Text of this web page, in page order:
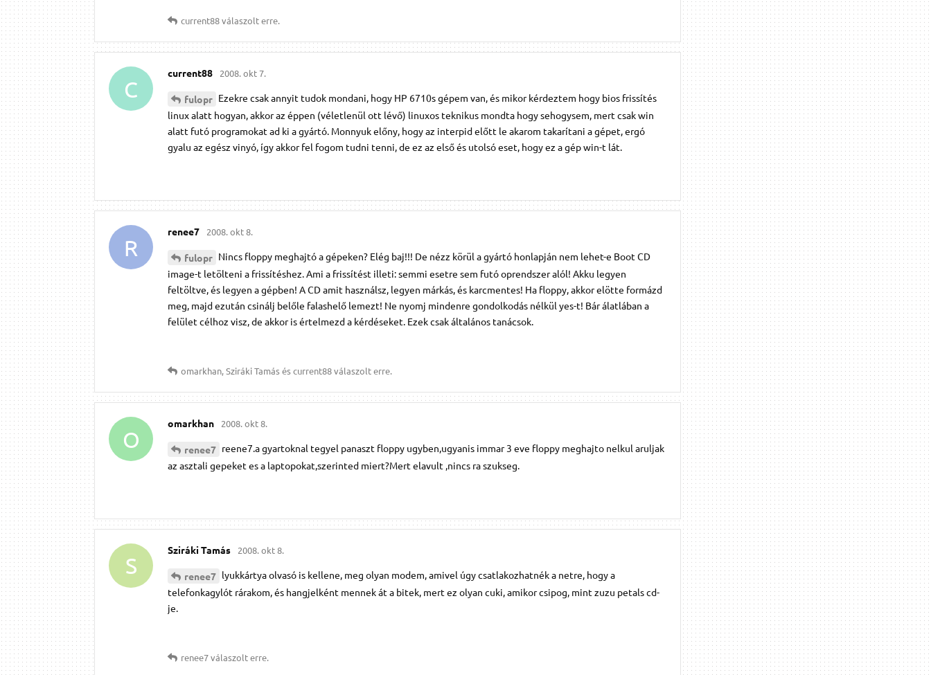
current88válaszolt erre.
C
current88 2008. okt 7.
fulopr Ezekre csak annyit tudok mondani, hogy HP 6710s gépem van, és mikor kérdeztem hogy bios frissítés
linux alatt hogyan, akkor az éppen (véletlenül ott lévő) linuxos teknikus mondta hogy sehogysem, mert csak win
alatt futó programokat ad ki a gyártó. Monnyuk előny, hogy az interpid előtt le akarom takarítani a gépet, ergó
gyalu az egész vinyó, így akkor fel fogom tudni tenni, de ez az első és utolsó eset, hogy ez a gép win-t lát.
R
renee7 2008. okt 8.
fulopr Nincs floppy meghajtó a gépeken? Elég baj!!! De nézz körül a gyártó honlapján nem lehet-e Boot CD
image-t letölteni a frissítéshez. Ami a frissítést illeti: semmi esetre sem futó oprendszer alól! Akku legyen
feltöltve, és legyen a gépben! A CD amit használsz, legyen márkás, és karcmentes! Ha floppy, akkor elötte formázd
meg, majd ezután csinálj belőle falashelő lemezt! Ne nyomj mindenre gondolkodás nélkül yes-t! Bár álatlában a
felület célhoz visz, de akkor is értelmezd a kérdéseket. Ezek csak általános tanácsok.
omarkhan,Sziráki Tamáséscurrent88válaszolt erre.
O
omarkhan 2008. okt 8.
renee7 reene7.a gyartoknal tegyel panaszt floppy ugyben,ugyanis immar 3 eve floppy meghajto nelkul aruljak
az asztali gepeket es a laptopokat,szerinted miert?Mert elavult ,nincs ra szukseg.
S
Sziráki Tamás 2008. okt 8.
renee7 lyukkártya olvasó is kellene, meg olyan modem, amivel úgy csatlakozhatnék a netre, hogy a
telefonkagylót rárakom, és hangjelként mennek át a bitek, mert ez olyan cuki, amikor csipog, mint zuzu petals cd-
je.
renee7válaszolt erre.